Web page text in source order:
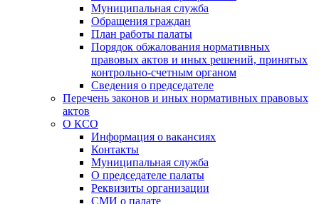
Муниципальная служба
Обращения граждан
План работы палаты
Порядок обжалования нормативных
правовых актов и иных решений, принятых
контрольно-счетным органом
Сведения о председателе
Перечень законов и иных нормативных правовых
актов
О КСО
Информация о вакансиях
Контакты
Муниципальная служба
О председателе палаты
Реквизиты организации
СМИ о палате